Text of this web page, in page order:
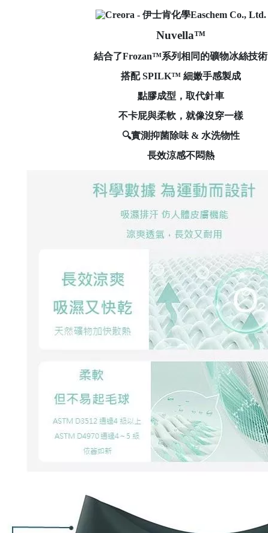
Nuvella™
結合了Frozan™系列相同的礦物冰絲技術
搭配SPILK™細嫩手感製成
點膠成型，取代針車
不卡屁與柔軟，就像沒穿一樣
🔍實測抑菌除味 & 水洗物性
長效涼感不悶熱